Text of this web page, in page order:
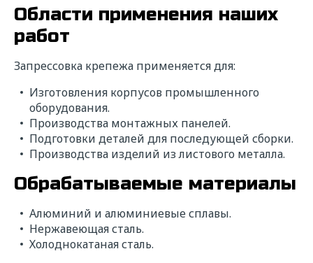
Области применения наших
работ
Запрессовка крепежа применяется для:
Изготовления корпусов промышленного
оборудования.
Производства монтажных панелей.
Подготовки деталей для последующей сборки.
Производства изделий из листового металла.
Обрабатываемые материалы
Алюминий и алюминиевые сплавы.
Нержавеющая сталь.
Холоднокатаная сталь.